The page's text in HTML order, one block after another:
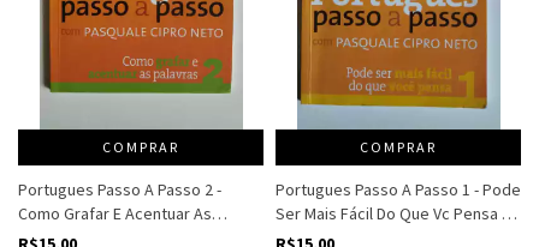
COMPRAR
Portugues Passo A Passo 2 -
Como Grafar E Acentuar As
Palavras - Pasquale Cipro Neto
COMPRAR
Portugues Passo A Passo 1 - Pode
Ser Mais Fácil Do Que Vc Pensa -
Pasquale Cipro Neto